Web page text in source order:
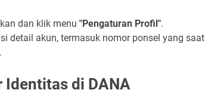
dan klik menu "Pengaturan Profil".
detail akun, termasuk nomor ponsel yang saat
Identitas di DANA